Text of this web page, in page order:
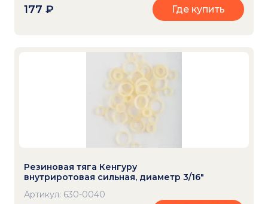
177 ₽ Где купить
Резиновая тяга Кенгуру
внутриротовая сильная, диаметр 3/16"
Артикул: 630-0040